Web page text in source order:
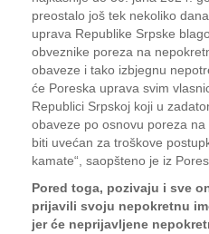
preostalo još tek nekoliko
uprava Republike Srpske
obveznike poreza na
obaveze i tako izbjegnu
će Poreska uprava svim
Republici Srpskoj koji u
obaveze po osnovu poreza
biti uvećan za troškove
kamate“, saopšteno je iz
Pored toga, pozivaju i sve
prijavili svoju nepokretnu
jer će neprijavljene